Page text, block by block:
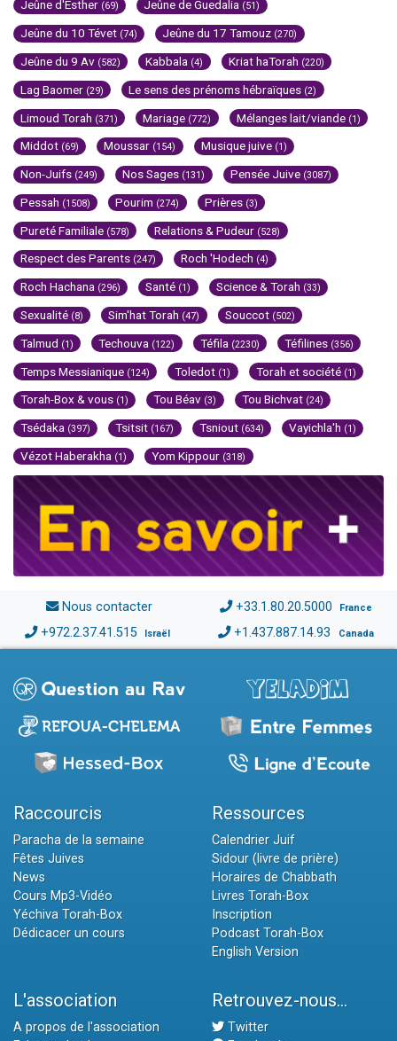
Jeûne d'Esther (69) Jeûne de Guedalia (51)
Jeûne du 10 Tévet (74) Jeûne du 17 Tamouz (270)
Jeûne du 9 Av (582) Kabbala (4) Kriat haTorah (220)
Lag Baomer (29) Le sens des prénoms hébraïques (2)
Limoud Torah (371) Mariage (772) Mélanges lait/viande (1)
Middot (69) Moussar (154) Musique juive (1)
Non-Juifs (249) Nos Sages (131) Pensée Juive (3087)
Pessah (1508) Pourim (274) Prières (3)
Pureté Familiale (578) Relations & Pudeur (528)
Respect des Parents (247) Roch 'Hodech (4)
Roch Hachana (296) Santé (1) Science & Torah (33)
Sexualité (8) Sim'hat Torah (47) Souccot (502)
Talmud (1) Techouva (122) Téfila (2230) Téfilines (356)
Temps Messianique (124) Toledot (1) Torah et société (1)
Torah-Box & vous (1) Tou Béav (3) Tou Bichvat (24)
Tsédaka (397) Tsitsit (167) Tsniout (634) Vayichla'h (1)
Vézot Haberakha (1) Yom Kippour (318)
Nous contacter +33.1.80.20.5000 France
+972.2.37.41.515 Israël +1.437.887.14.93 Canada
Raccourcis
Paracha de la semaine
Fêtes Juives
News
Cours Mp3-Vidéo
Yéchiva Torah-Box
Dédicacer un cours
Ressources
Calendrier Juif
Sidour (livre de prière)
Horaires de Chabbath
Livres Torah-Box
Inscription
Podcast Torah-Box
English Version
L'association
A propos de l'association
Retrouvez-nous...
Twitter